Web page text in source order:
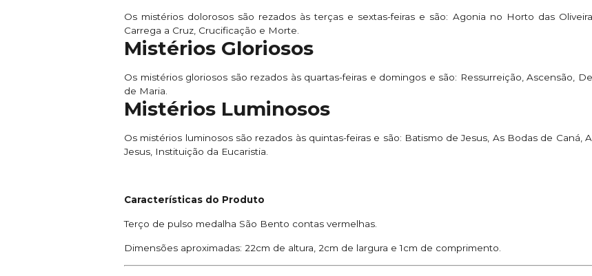
Os mistérios dolorosos são rezados às terças e sextas-feiras e são: Agonia no Horto das
Carrega a Cruz, Crucificação e Morte.
Mistérios Gloriosos
Os mistérios gloriosos são rezados às quartas-feiras e domingos e são: Ressurreição, Ascensão,
de Maria.
Mistérios Luminosos
Os mistérios luminosos são rezados às quintas-feiras e são: Batismo de Jesus, As Bodas de Caná,
Jesus, Instituição da Eucaristia.
Características do Produto
Terço de pulso medalha São Bento contas vermelhas.
Dimensões aproximadas: 22cm de altura, 2cm de largura e 1cm de comprimento.